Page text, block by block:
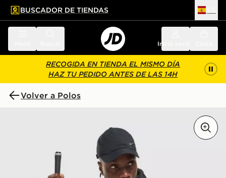
principal
pie de página
BUSCADOR DE TIENDAS
Inicia sesión
RECOGIDA EN TIENDA EL MISMO DÍA
HAZ TU PEDIDO ANTES DE LAS 14H
Volver a Polos